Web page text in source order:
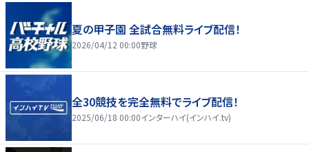
夏の甲子園 全試合無料ライブ配信！
2026/04/12 00:00野球
全30競技を完全無料でライブ配信！
2025/06/18 00:00インターハイ(インハイ.tv)